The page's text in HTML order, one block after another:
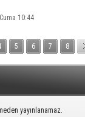
10:44
5 6 7 8
yayınlanamaz.